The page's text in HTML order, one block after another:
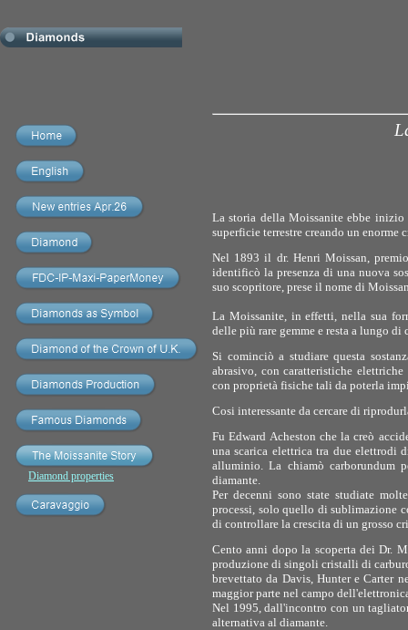
Diamond properties
La storia della Moissanite ebbe
superficie terrestre creando un
Nel 1893 il dr. Henri Moissan,
identificò la presenza di una nuova
suo scopritore, prese il nome di
La Moissanite, in effetti, nella sua
delle più rare gemme e resta a lungo di
Si cominciò a studiare questa
abrasivo, con caratteristiche
con proprietà fisiche tali da poterla
Cosi interessante da cercare di
Fu Edward Acheston che la creò
una scarica elettrica tra due elettrodi
alluminio. La chiamò carborundum
diamante.
Per decenni sono state studiate
processi, solo quello di sublimazione
di controllare la crescita di un grosso
Cento anni dopo la scoperta dei Dr.
produzione di singoli cristalli di
brevettato da Davis, Hunter e Carter
maggior parte nel campo
Nel 1995, dall'incontro con un
alternativa al diamante.